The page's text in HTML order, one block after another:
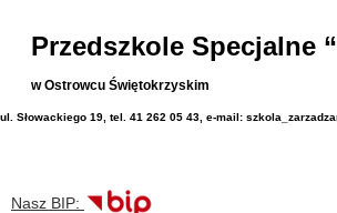
Przedszkole Specjalne
w Ostrowcu Świętokrzyskim
ul. Słowackiego 19, tel. 41 262 05 43, e-mail:
Nasz BIP: